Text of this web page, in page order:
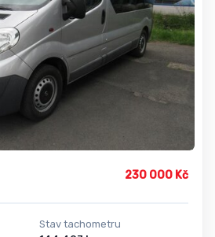
230 000 Kč
Stav tachometru